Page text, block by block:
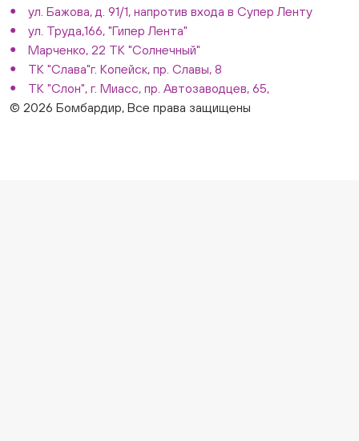
ул. Бажова, д. 91/1, напротив входа в Супер Ленту
ул. Труда,166, "Гипер Лента"
Марченко, 22 ТК "Солнечный"
ТК "Слава"г. Копейск, пр. Славы, 8
ТК "Слон", г. Миасс, пр. Автозаводцев, 65,
© 2026 Бомбардир, Все права защищены